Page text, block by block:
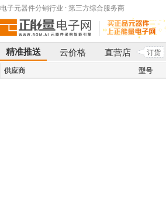
电子元器件分销行业 · 第三方综合服务商
精准推送 云价格 直营店 订货
供应商 型号
}